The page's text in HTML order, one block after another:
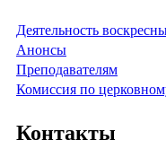
Деятельность
Анонсы
Преподавателям
Комиссия по
Контакты